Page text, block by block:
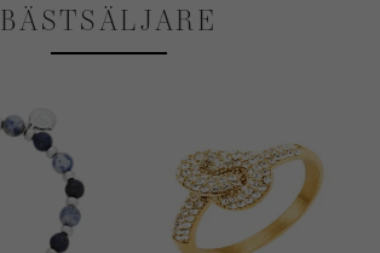
BÄSTSÄLJARE